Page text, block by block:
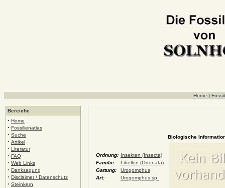
Home |
Bereiche
· Home
· Fossilienatlas
· Suche
· Artikel
· Literatur
· FAQ
· Web Links
· Danksagung
· Disclaimer / Datenschutz
· Steinkern
Biologische
Ordnung: Insekten (Insecta)
Familie:
Libellen (Odonata)
Gattung:
Urogomphus
Art:
Urogomphus sp.